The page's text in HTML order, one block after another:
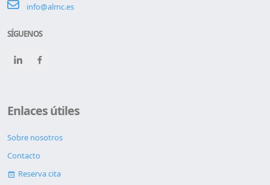
info@almc.es
SÍGUENOS
Enlaces útiles
Sobre nosotros
Contacto
Reserva cita